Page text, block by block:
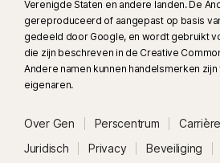
Verenigde Staten en andere landen. De
gereproduceerd of aangepast op basis
gedeeld door Google, en wordt gebruikt
die zijn beschreven in de Creative
Andere namen kunnen handelsmerken
eigenaren.
Over Gen Perscentrum
Juridisch
Privacy
Beveiliging